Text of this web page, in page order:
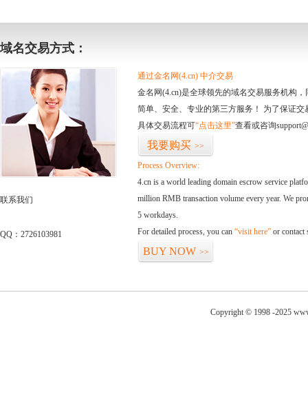
域名交易方式：
联系我们
QQ：2726103981
通过金名网(4.cn) 中介交易
金名网(4.cn)是全球领先的域名交易服务机构
简单、安全、专业的第三方服务！ 为了保证
具体交易流程可“点击这里”查看或咨询
我要购买 >>
Process Overview:
4.cn is a world leading domain escrow service
million RMB transaction volume every year. We
5 workdays.
For detailed process, you can “visit here” or contact
BUY NOW >>
Copyright © 1998 -2025